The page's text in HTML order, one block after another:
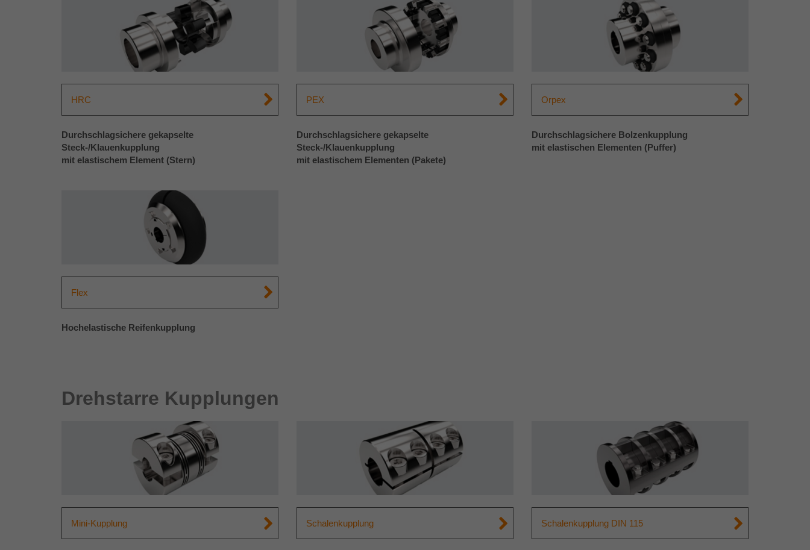
HRC
Durchschlagsichere gekapselte
Steck-/Klauenkupplung
mit elastischem Element (Stern)
Flex
Hochelastische Reifenkupplung
PEX
Durchschlagsichere gekapselte
Steck-/Klauenkupplung
mit elastischem Elementen (Pakete)
Orpex
Durchschlagsichere Bolzenkupplung
mit elastischen Elementen (Puffer)
Drehstarre Kupplungen
Mini-Kupplung Schalenkupplung Schalenkupplung DIN 115
weisen eine randoly generierte Nummer zu, um
eindeutige Besucher zu identifizieren.
Laufzeit 1 Tag
Dieses Cookie wird von Google Analytics
installiert. Das Cookie wird verwendet, um
Variation des _gat-Cookies zu sein, das
verwendet wird, um die von Google auf
Websites mit hohem Traffic-Aufkommen
aufgezeichnete Datenmenge zu begrenzen.